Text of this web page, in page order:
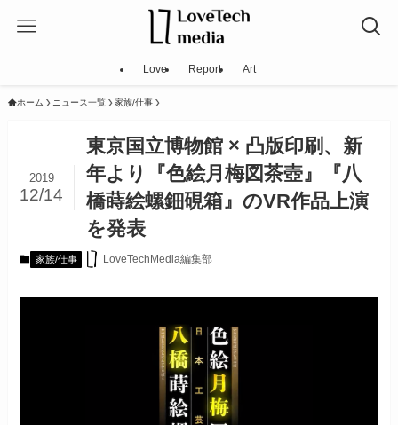
Love Report Art
ホーム ニュース一覧 家族/仕事
東京国立博物館 × 凸版印刷、新
年より『色絵月梅図茶壺』『八
橋蒔絵螺鈿硯箱』のVR作品上演
を発表
2019
12/14
家族/仕事 LoveTechMedia編集部